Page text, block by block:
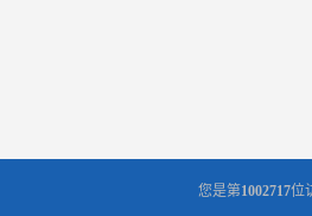
您是第1002717位